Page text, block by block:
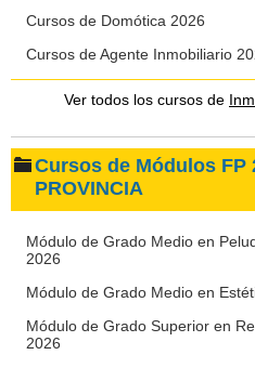
Cursos de Domótica 2026
Cursos de Agente Inmobiliario
Ver todos los cursos de
Cursos de Módulos FP
PROVINCIA
Módulo de Grado Medio en
2026
Módulo de Grado Medio en
Módulo de Grado Superior en
2026